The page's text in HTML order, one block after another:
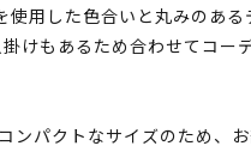
使用した色合いと丸みのあ
けもあるため合わせてコー
ンパクトなサイズのため、